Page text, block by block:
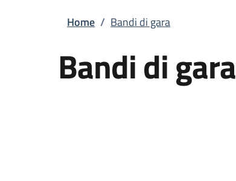
Home / Bandi di gara
Bandi di gara